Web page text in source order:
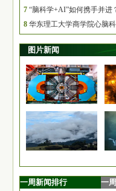
7 “脑科学+AI”如何携手并进
8 华东理工大学商学院心脑
图片新闻
一周新闻排行 一